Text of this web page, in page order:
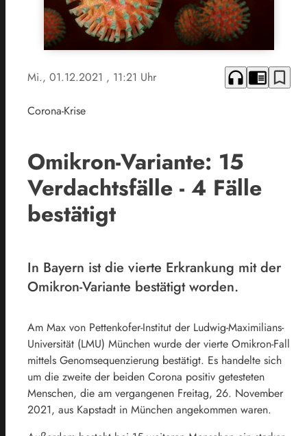
Mi., 01.12.2021 , 11:21 Uhr headphones chrome_reader_mode bookmark_border
Corona-Krise
Omikron-Variante: 15
Verdachtsfälle - 4 Fälle
bestätigt
In Bayern ist die vierte Erkrankung mit der
Omikron-Variante bestätigt worden.
Am Max von Pettenkofer-Institut der Ludwig-Maximilians-
Universität (LMU) München wurde der vierte Omikron-Fall
mittels Genomsequenzierung bestätigt. Es handelte sich
um die zweite der beiden Corona positiv getesteten
Menschen, die am vergangenen Freitag, 26. November
2021, aus Kapstadt in München angekommen waren.